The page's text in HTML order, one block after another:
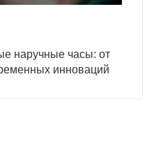
наручные часы: от
инноваций